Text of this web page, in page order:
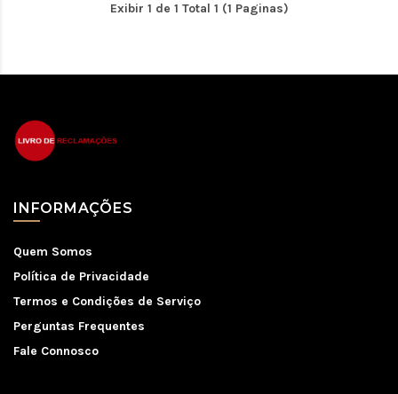
Exibir 1 de 1 Total 1 (1 Paginas)
INFORMAÇÕES
Quem Somos
Política de Privacidade
Termos e Condições de Serviço
Perguntas Frequentes
Fale Connosco